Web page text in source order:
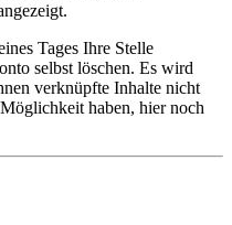
Tages Ihre Stelle
selbst löschen. Es wird
verknüpfte Inhalte nicht
haben, hier noch